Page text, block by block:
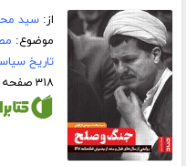
از:سید
موضوع:
تاریخ
۳۱۸ صفحه